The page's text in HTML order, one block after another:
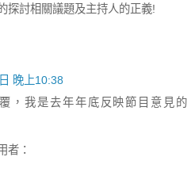
探討相關議題及主持人的正義!
晚上10:38
，我是去年年底反映節目意見的
者：